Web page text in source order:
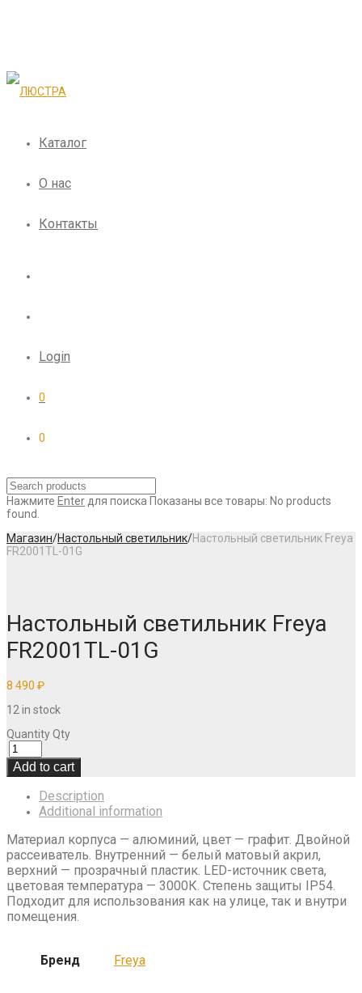
Каталог
О нас
Контакты
Login
0
0
Нажмите Enter для поиска Показаны все товары: No products
found.
Магазин/Настольный светильник/Настольный светильник Freya
FR2001TL-01G
Настольный светильник Freya
FR2001TL-01G
8 490 ₽
12 in stock
QuantityQty
Add to cart
Description
Additional information
Материал корпуса — алюминий, цвет — графит. Двойной
рассеиватель. Внутренний — белый матовый акрил,
верхний — прозрачный пластик. LED-источник света,
цветовая температура — 3000К. Степень защиты IP54.
Подходит для использования как на улице, так и внутри
помещения.
Бренд Freya